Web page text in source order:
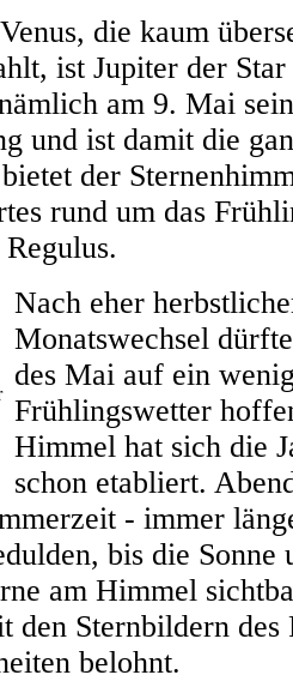
die kaum
ist Jupiter der
am 9. Mai
und ist damit die
der
rund um das
Nach eher
Monatswechsel
des Mai auf ein
Frühlingswetter
Himmel hat sich die
schon etabliert.
- immer
bis die Sonne
am Himmel
den Sternbildern des
belohnt.